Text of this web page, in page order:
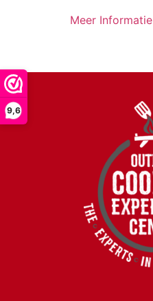
9,6
Meer Informatie